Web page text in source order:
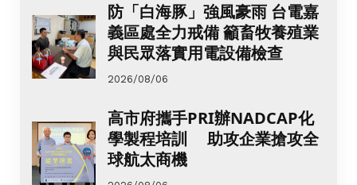
防「白海豚」強風豪雨 台電嘉
義區處全力戒備 籲畜牧養殖業
與民眾落實用電設備檢查
2026/08/06
高市府攜手PRI辦NADCAP化
學製程培訓 助攻企業搶攻全
球航太商機